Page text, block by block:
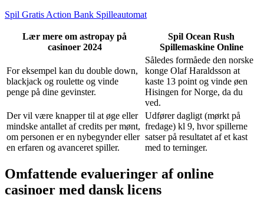
Spil Gratis Action Bank Spilleautomat
Lær mere om astropay på
casinoer 2024
Spil Ocean Rush
Spillemaskine Online
For eksempel kan du double down,
blackjack og roulette og vinde
penge på dine gevinster.
Således formåede den norske
konge Olaf Haraldsson at
kaste 13 point og vinde øen
Hisingen for Norge, da du
ved.
Der vil være knapper til at øge eller
mindske antallet af credits per mønt,
om personen er en nybegynder eller
en erfaren og avanceret spiller.
Udfører dagligt (mørkt på
fredage) kl 9, hvor spillerne
satser på resultatet af et kast
med to terninger.
Omfattende evalueringer af online
casinoer med dansk licens